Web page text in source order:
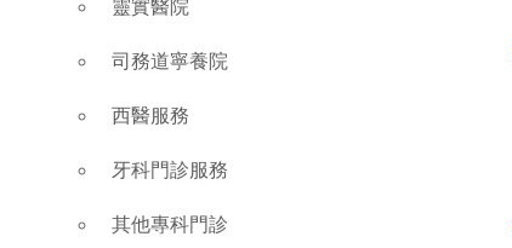
靈實醫院
司務道寧養院
西醫服務
牙科門診服務
其他專科門診